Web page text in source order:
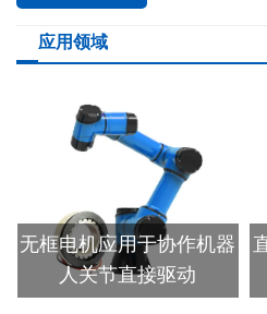
应用领域
无框电机应用于协作机器
人关节直接驱动